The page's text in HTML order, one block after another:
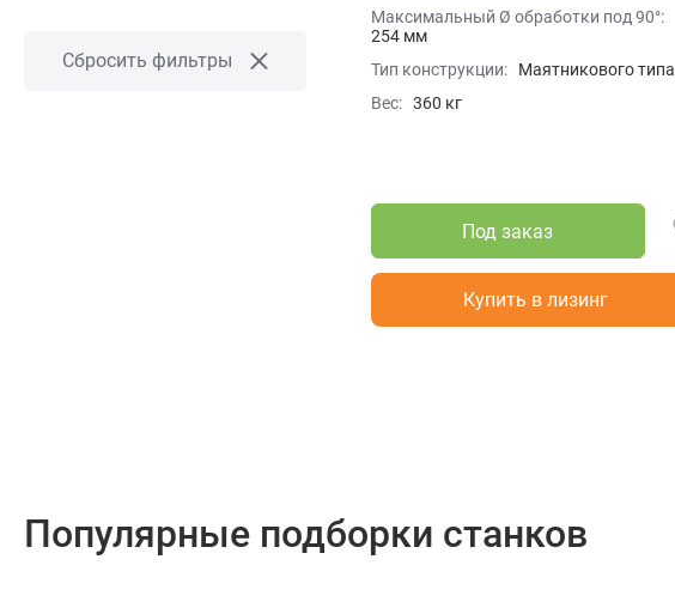
Сбросить фильтры
Максимальный Ø обработки под 90°:
254 мм
Тип конструкции:
Маятникового типа
Вес: 360 кг
Под заказ
Купить в лизинг
Популярные подборки станков